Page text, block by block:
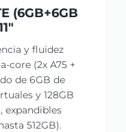
(6GB+6GB
y fluidez
core (2x A75 +
de 6GB de
y 128GB
expandibles
512GB).